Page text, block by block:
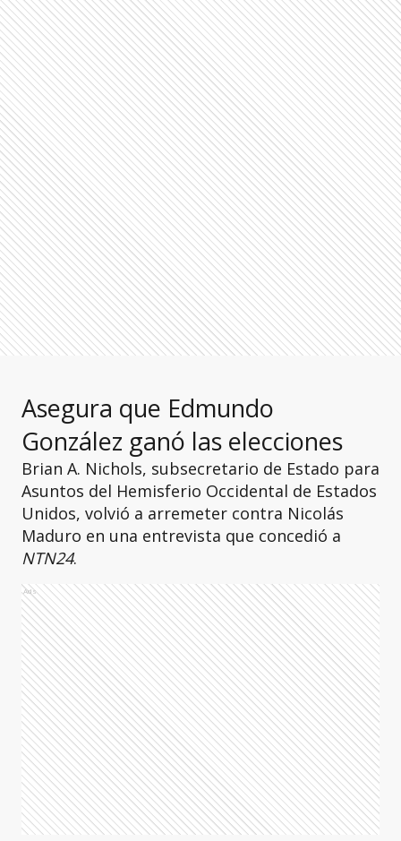
Asegura que Edmundo
González ganó las elecciones
Brian A. Nichols, subsecretario de Estado para
Asuntos del Hemisferio Occidental de Estados
Unidos, volvió a arremeter contra Nicolás
Maduro en una entrevista que concedió a
NTN24.
Ads